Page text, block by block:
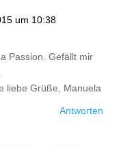
um 10:38
Passion. Gefällt mir
liebe Grüße, Manuela
Antworten